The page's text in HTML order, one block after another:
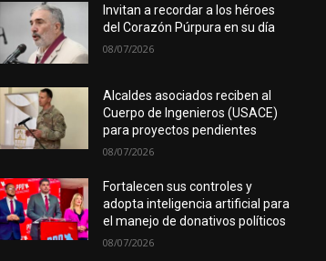
Invitan a recordar a los héroes
del Corazón Púrpura en su día
08/07/2026
Alcaldes asociados reciben al
Cuerpo de Ingenieros (USACE)
para proyectos pendientes
08/07/2026
Fortalecen sus controles y
adopta inteligencia artificial para
el manejo de donativos políticos
08/07/2026